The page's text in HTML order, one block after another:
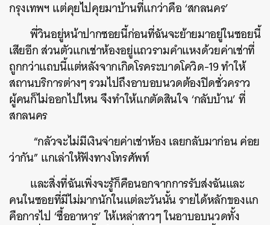
กรุงเทพฯ แต่คุยไปคุยมาบ้านที่แกว่าคือ‘สกลนคร’
พี่วินอยู่หน้าปากซอยนี้ก่อนที่ฉันจะย้ายมาอยู่ในซอยนี้
เสียอีก ส่วนตัวแกเช่าห้องอยู่แถวรามคำแหงด้วยค่าเช่าที่
ถูกกว่าแถบนี้แต่หลังจากเกิดโรคระบาดโควิด-19ทำให้
สถานบริการต่างๆ รวมไปถึงอาบอบนวดต้องปิดชั่วคราว
ผู้คนก็ไม่ออกไปไหน จึงทำให้แกตัดสินใจ‘กลับบ้าน’ที่
สกลนคร
“กลัวจะไม่มีเงินจ่ายค่าเช่าห้อง เลยกลับมาก่อน ค่อย
ว่ากัน”แกเล่าให้ฟังทางโทรศัพท์
และสิ่งที่ฉันเพิ่งจะรู้ก็คือนอกจากการรับส่งฉันและ
คนในซอยที่มีไม่มากนักในแต่ละวันนั้น รายได้หลักของแก
คือการไป ‘ซื้ออาหาร’ให้เหล่าสาวๆ ในอาบอบนวดทั้ง